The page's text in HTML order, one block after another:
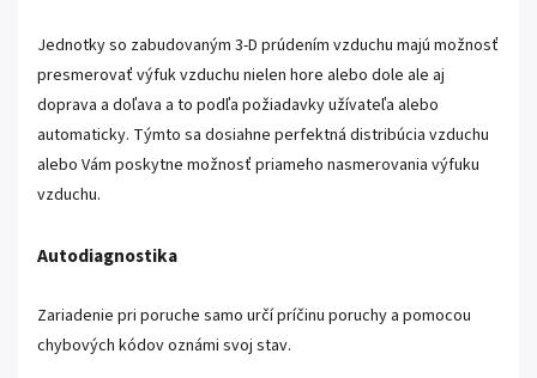
Jednotky so zabudovaným 3-D prúdením vzduchu majú možnosť
presmerovať výfuk vzduchu nielen hore alebo dole ale aj
doprava a doľava a to podľa požiadavky užívateľa alebo
automaticky. Týmto sa dosiahne perfektná distribúcia vzduchu
alebo Vám poskytne možnosť priameho nasmerovania výfuku
vzduchu.
Autodiagnostika
Zariadenie pri poruche samo určí príčinu poruchy a pomocou
chybových kódov oznámi svoj stav.